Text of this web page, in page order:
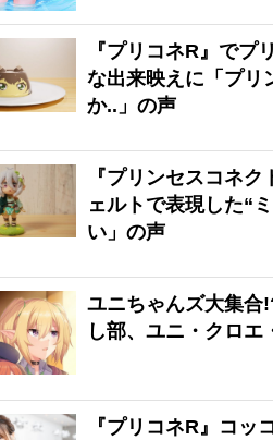
『プリコネR』で
な出来映えに「プリ
か..」の声
『プリンセスコネ
ェルトで表現した“
い」の声
ユニちゃんズ大集合
し部、ユニ・クロ
『プリコネR』コ